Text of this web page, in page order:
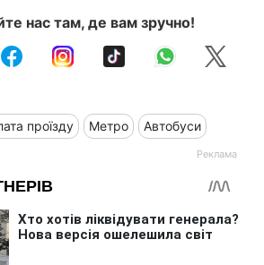
нас там, де вам зручно!
проїзду Метро Автобуси